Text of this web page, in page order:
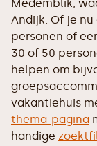
Medemblik,
Andijk. Of je
personen of
30 of 50
helpen om
vakantiehuis
thema-pagina
handige